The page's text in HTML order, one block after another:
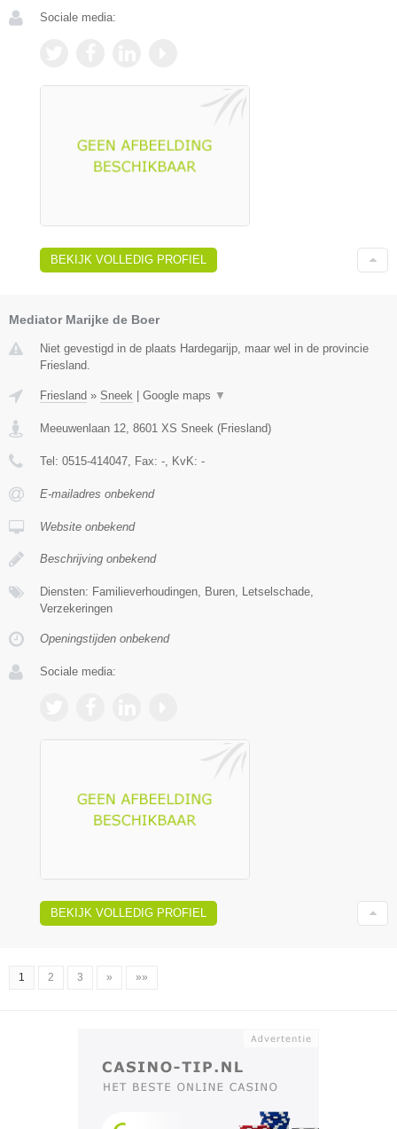
Sociale media:
BEKIJK VOLLEDIG PROFIEL
Mediator Marijke de Boer
Niet gevestigd in de plaats Hardegarijp, maar wel in de provincie
Friesland.
Friesland » Sneek Google maps ▼
Meeuwenlaan 12 8601 XS Sneek (Friesland)
Tel: 0515-414047 , Fax: - , KvK: -
E-mailadres onbekend
Website onbekend
Beschrijving onbekend
Diensten: Familieverhoudingen, Buren, Letselschade,
Verzekeringen
Openingstijden onbekend
Sociale media:
BEKIJK VOLLEDIG PROFIEL
1 2 3 » »»